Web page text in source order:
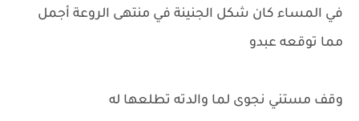
في المساء كان شكل الجنينة في منتهى الروعة أجمل
مما توقعه عبدو
وقف مستني نجوى لما والدته تطلعها له